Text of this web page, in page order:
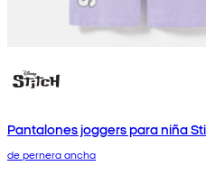
Pantalones joggers para niña
de pernera ancha